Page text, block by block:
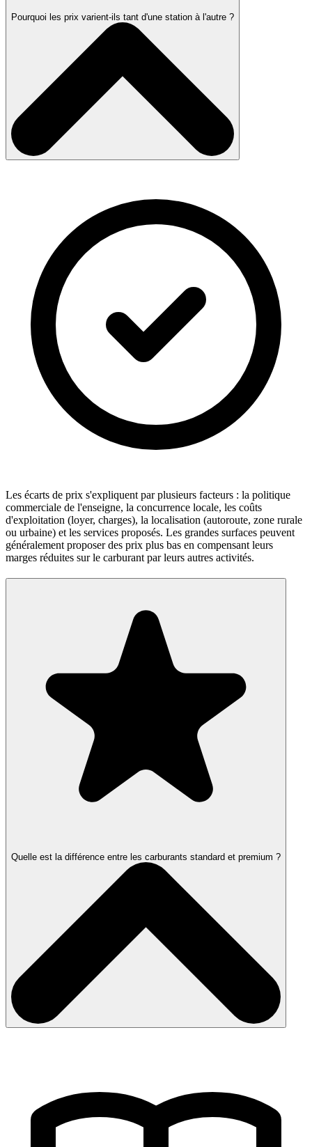
Pourquoi les prix varient-ils tant d'une station à l'autre ?
Les écarts de prix s'expliquent par plusieurs facteurs : la politique
commerciale de l'enseigne, la concurrence locale, les coûts
d'exploitation (loyer, charges), la localisation (autoroute, zone rurale
ou urbaine) et les services proposés. Les grandes surfaces peuvent
généralement proposer des prix plus bas en compensant leurs
marges réduites sur le carburant par leurs autres activités.
Quelle est la différence entre les carburants standard et premium ?